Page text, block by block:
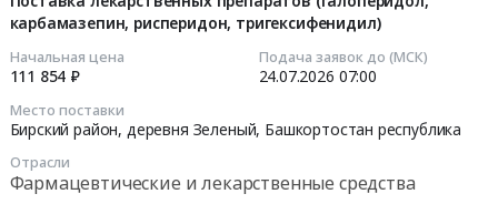
27527
карбамазепин, рисперидон, тригексифенидил)
Начальная цена
111 854 ₽
Подача заявок до (МСК)
24.07.2026 07:00
Место поставки
Бирский район, деревня Зеленый, Башкортостан республика
Отрасли
Фармацевтические и лекарственные средства